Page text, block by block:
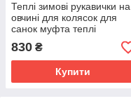
Теплі зимові рукавички на
овчині для колясок для
санок муфта теплі
рукавиці на коляску
830 ₴
Купити